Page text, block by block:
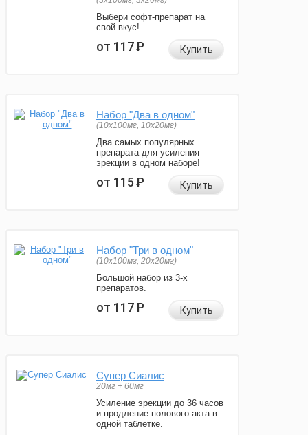
Выбери софт-препарат на
свой вкус!
от 117Р Купить
Набор "Два в одном"
(10x100мг, 10x20мг)
Два самых популярных
препарата для усиления
эрекции в одном наборе!
от 115Р Купить
Набор "Три в одном"
(10x100мг, 20x20мг)
Большой набор из 3-х
препаратов.
от 117Р Купить
Супер Сиалис
20мг + 60мг
Усиление эрекции до 36 часов
и продление полового акта в
одной таблетке.